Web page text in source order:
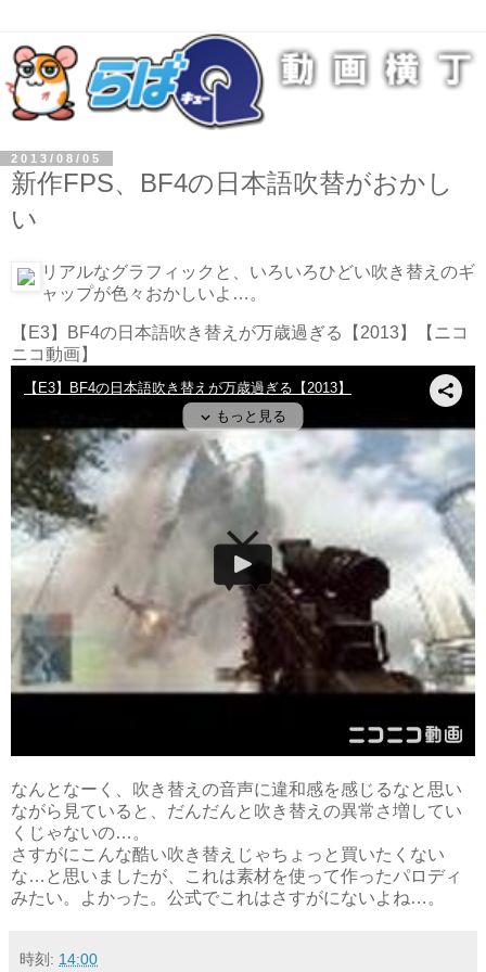
2013/08/05
新作FPS、BF4の日本語吹替がおかし
い
リアルなグラフィックと、いろいろひどい吹き替えのギ
ャップが色々おかしいよ…。
【E3】BF4の日本語吹き替えが万歳過ぎる【2013】
【ニコ
ニコ動画】
なんとなーく、吹き替えの音声に違和感を感じるなと思い
ながら見ていると、だんだんと吹き替えの異常さ増してい
くじゃないの…。
さすがにこんな酷い吹き替えじゃちょっと買いたくない
な…と思いましたが、これは素材を使って作ったパロディ
みたい。よかった。公式でこれはさすがにないよね…。
時刻: 14:00